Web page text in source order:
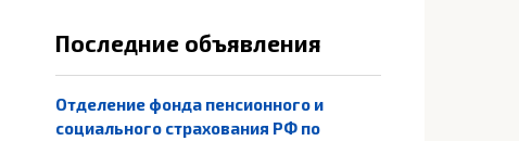
Последние объявления
Отделение фонда пенсионного и
социального страхования РФ по